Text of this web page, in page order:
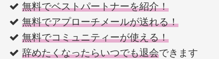
無料でベストパートナーを紹介！
無料でアプローチメールが送れる！
無料でコミュニティーが使える！
辞めたくなったらいつでも退会できます